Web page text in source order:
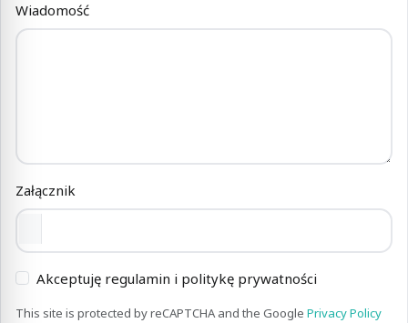
Wiadomość
Załącznik
Akceptuję regulamin i politykę prywatności
This site is protected by reCAPTCHA and the Google Privacy Policy